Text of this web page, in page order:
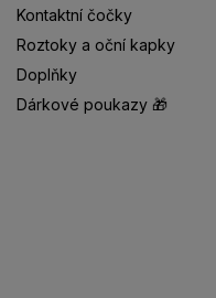
Kontaktní čočky
Roztoky a oční kapky
Doplňky
Dárkové poukazy 🎁